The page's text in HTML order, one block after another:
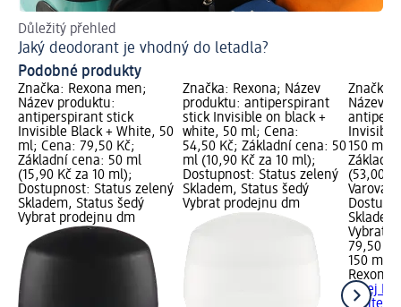
Důležitý přehled
Jaký deodorant je vhodný do letadla?
Podobné produkty
Značka: Rexona men;
Název produktu:
antiperspirant stick
Invisible Black + White, 50
ml; Cena: 79,50 Kč;
Základní cena: 50 ml
(15,90 Kč za 10 ml);
Dostupnost: Status zelený
Skladem, Status šedý
Vybrat prodejnu dm
Značka: Rexona; Název
produktu: antiperspirant
stick Invisible on black +
white, 50 ml; Cena:
54,50 Kč; Základní cena: 50
ml (10,90 Kč za 10 ml);
Dostupnost: Status zelený
Skladem, Status šedý
Vybrat prodejnu dm
Značka:
Název
150 ml;
(53,00
Vybrat
79,50 Kč
150 ml
Rexona
sprej